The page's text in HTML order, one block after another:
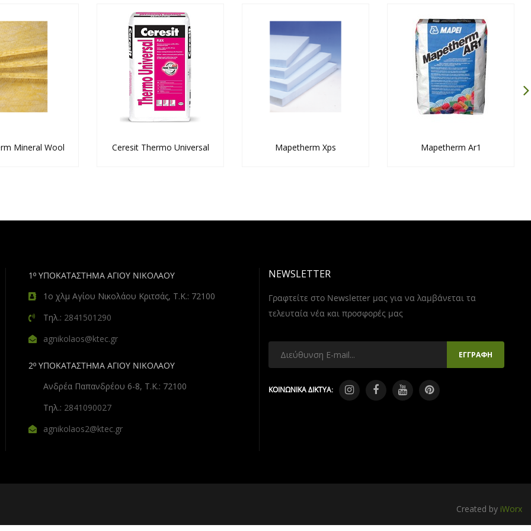
Mineral Wool Ceresit Thermo Universal Mapetherm Xps Mapetherm Ar1
1º ΥΠΟΚΑΤΑΣΤΗΜΑ ΑΓΙΟΥ ΝΙΚΟΛΑΟΥ
1ο χλμ Αγίου Νικολάου Κριτσάς, Τ.Κ.: 72100
Τηλ.: 2841501290
agnikolaos@ktec.gr
2º ΥΠΟΚΑΤΑΣΤΗΜΑ ΑΓΙΟΥ ΝΙΚΟΛΑΟΥ
Ανδρέα Παπανδρέου 6-8, Τ.Κ.: 72100
Τηλ.: 2841090027
agnikolaos2@ktec.gr
NEWSLETTER
Γραφτείτε στο Newsletter μας για να λαμβάνεται τα
τελευταία νέα και προσφορές μας
ΚΟΙΝΩΝΙΚΑ ΔΙΚΤΥΑ:
Created by iWorx